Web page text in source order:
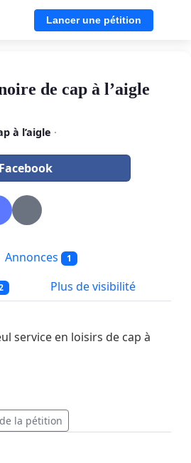
Lancer une pétition
de cap à l’aigle
à l’aigle ·
Annonces 1
Plus de visibilité
service en loisirs de cap à
la pétition